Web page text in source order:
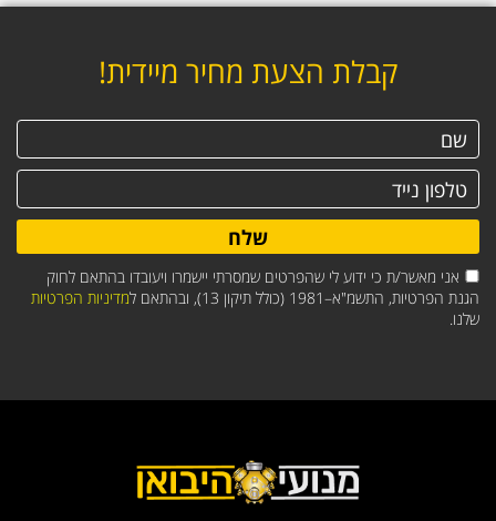
קבלת הצעת מחיר מיידית!
אני מאשר/ת כי ידוע לי שהפרטים שמסרתי יישמרו ויעובדו בהתאם לחוק
הגנת הפרטיות, התשמ"א–1981 (כולל תיקון 13), ובהתאם ל
מדיניות הפרטיות
שלנו.
שלח